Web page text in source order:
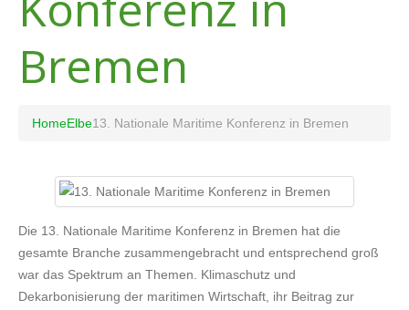
Bremen
HomeElbe13. Nationale Maritime Konferenz in Bremen
Die 13. Nationale Maritime Konferenz in Bremen hat die
gesamte Branche zusammengebracht und entsprechend groß
war das Spektrum an Themen. Klimaschutz und
Dekarbonisierung der maritimen Wirtschaft, ihr Beitrag zur